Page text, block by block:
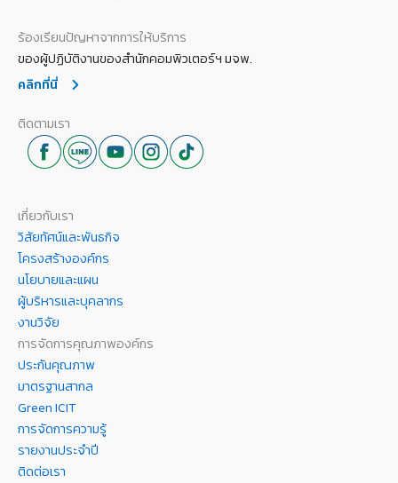
ร้องเรียนปัญหาจากการให้บริการ
ของผู้ปฏิบัติงานของสำนักคอมพิวเตอร์ฯ มจพ.
คลิกที่นี่
ติดตามเรา
เกี่ยวกับเรา
วิสัยทัศน์และพันธกิจ
โครงสร้างองค์กร
นโยบายและแผน
ผู้บริหารและบุคลากร
งานวิจัย
การจัดการคุณภาพองค์กร
ประกันคุณภาพ
มาตรฐานสากล
Green ICIT
การจัดการความรู้
รายงานประจำปี
ติดต่อเรา